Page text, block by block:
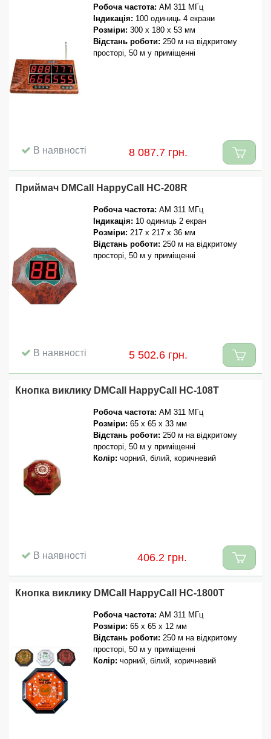
Робоча частота: AM 311 МГц
Індикація: 100 одиниць 4 екрани
Розміри: 300 x 180 x 53 мм
Відстань роботи: 250 м на відкритому
просторі, 50 м у приміщенні
В наявності 8 087.7 грн.
Приймач DMCall HappyCall HC-208R
Робоча частота: AM 311 МГц
Індикація: 10 одиниць 2 екран
Розміри: 217 x 217 x 36 мм
Відстань роботи: 250 м на відкритому
просторі, 50 м у приміщенні
В наявності 5 502.6 грн.
Кнопка виклику DMCall HappyCall HC-108T
Робоча частота: AM 311 МГц
Розміри: 65 x 65 x 33 мм
Відстань роботи: 250 м на відкритому
просторі, 50 м у приміщенні
Колір: чорний, білий, коричневий
В наявності 406.2 грн.
Кнопка виклику DMCall HappyCall HC-1800T
Робоча частота: AM 311 МГц
Розміри: 65 x 65 x 12 мм
Відстань роботи: 250 м на відкритому
просторі, 50 м у приміщенні
Колір: чорний, білий, коричневий